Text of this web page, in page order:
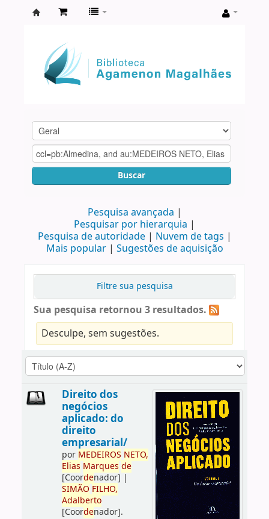
Agamenon
Magalhães
Buscar
Pesquisa avançada
Pesquisar por hierarquia
Pesquisa de autoridade
Nuvem de tags
Mais popular
Sugestões de aquisição
Filtre sua pesquisa
Sua pesquisa retornou 3 resultados.
Desculpe, sem sugestões.
Direito dos
negócios
aplicado: do
direito
empresarial/
por MEDEIROS NETO,
Elias Marques de
[Coordenador] |
SIMÃO FILHO,
Adalberto
[Coordenador].